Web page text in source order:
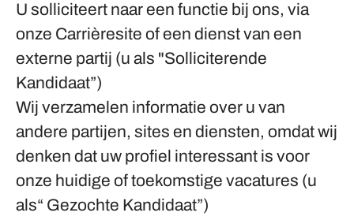
U solliciteert naar een functie bij ons, via
onze Carrièresite of een dienst van een
externe partij (u als "Solliciterende
Kandidaat”)
Wij verzamelen informatie over u van
andere partijen, sites en diensten, omdat wij
denken dat uw profiel interessant is voor
onze huidige of toekomstige vacatures (u
als“ Gezochte Kandidaat”)